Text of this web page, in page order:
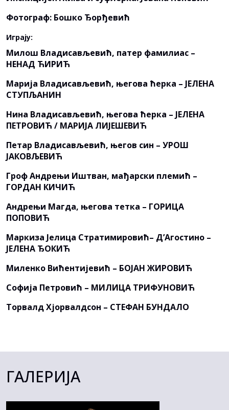
Фотограф: Бошко Ђорђевић
Играју:
Милош Владисављевић, патер фамилиас –
НЕНАД ЋИРИЋ
Марија Владисављевић, његова ћерка – ЈЕЛЕНА
СТУПЉАНИН
Нина Владисављевић, његова ћерка – ЈЕЛЕНА
ПЕТРОВИЋ / МАРИЈА ЛИЈЕШЕВИЋ
Петар Владисављевић, његов син – УРОШ
ЈАКОВЉЕВИЋ
Гроф Андрењи Иштван, мађарски племић –
ГОРДАН КИЧИЋ
Андрењи Магда, његова тетка – ГОРИЦА
ПОПОВИЋ
Маркиза Јелица Стратимировић– Д’Агостино –
ЈЕЛЕНА ЂОКИЋ
Миленко Вићентијевић – БОЈАН ЖИРОВИЋ
Софија Петровић – МИЛИЦА ТРИФУНОВИЋ
Торвалд Хјорвалдсон – СТЕФАН БУНДАЛО
ГАЛЕРИЈА